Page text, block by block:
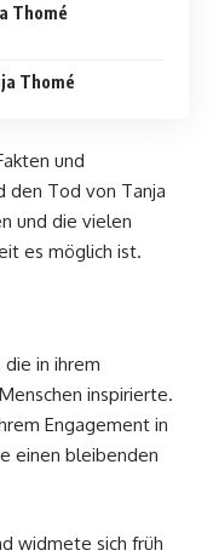
Thomé
Thomé
und
den Tod von Tanja
und die vielen
es möglich ist.
in ihrem
inspirierte.
Engagement in
einen bleibenden
widmete sich früh